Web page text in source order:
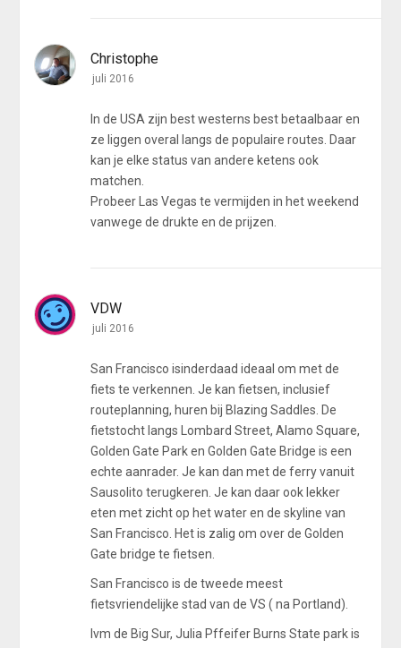
Christophe
juli 2016
In de USA zijn best westerns best betaalbaar en
ze liggen overal langs de populaire routes. Daar
kan je elke status van andere ketens ook
matchen.
Probeer Las Vegas te vermijden in het weekend
vanwege de drukte en de prijzen.
VDW
juli 2016
San Francisco isinderdaad ideaal om met de
fiets te verkennen. Je kan fietsen, inclusief
routeplanning, huren bij Blazing Saddles. De
fietstocht langs Lombard Street, Alamo Square,
Golden Gate Park en Golden Gate Bridge is een
echte aanrader. Je kan dan met de ferry vanuit
Sausolito terugkeren. Je kan daar ook lekker
eten met zicht op het water en de skyline van
San Francisco. Het is zalig om over de Golden
Gate bridge te fietsen.
San Francisco is de tweede meest
fietsvriendelijke stad van de VS ( na Portland).
Ivm de Big Sur, Julia Pffeifer Burns State park is